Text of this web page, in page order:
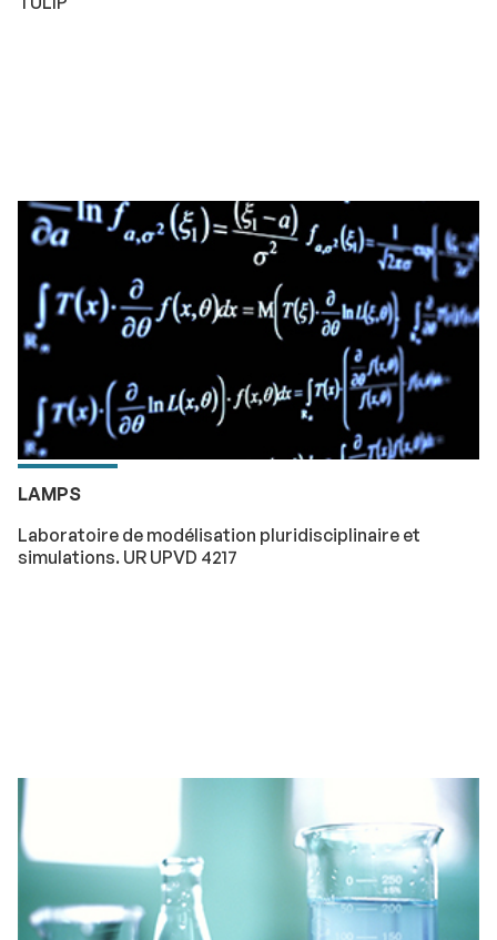
LAMPS
Laboratoire de modélisation pluridisciplinaire et
simulations. UR UPVD 4217